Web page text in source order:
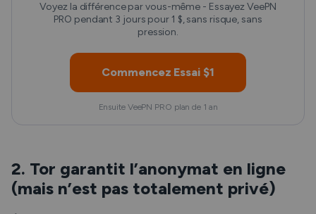
Voyez la différence par vous-même - Essayez VeePN
PRO pendant 3 jours pour 1 $, sans risque, sans
pression.
Commencez Essai $1
Ensuite VeePN PRO plan de 1 an
2. Tor garantit l’anonymat en ligne
(mais n’est pas totalement privé)